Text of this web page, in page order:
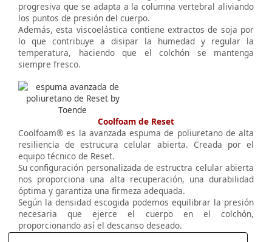
progresiva que se adapta a la columna vertebral aliviando
los puntos de presión del cuerpo.
Además, esta viscoelástica contiene extractos de soja por
lo que contribuye a disipar la humedad y regular la
temperatura, haciendo que el colchón se mantenga
siempre fresco.
Coolfoam de Reset
Coolfoam® es la avanzada espuma de poliuretano de alta
resiliencia de estrucura celular abierta. Creada por el
equipo técnico de Reset.
Su configuración personalizada de estructra celular abierta
nos proporciona una alta recuperación, una durabilidad
óptima y garantiza una firmeza adequada.
Según la densidad escogida podemos equilibrar la presión
necesaria que ejerce el cuerpo en el colchón,
proporcionando así el descanso deseado.